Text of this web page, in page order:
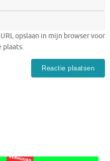
opslaan in mijn browser voor
plaats.